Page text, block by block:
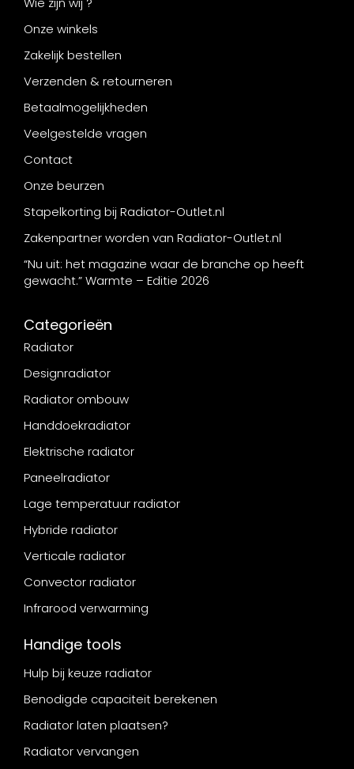
Onze winkels
Zakelijk bestellen
Verzenden & retourneren
Betaalmogelijkheden
Veelgestelde vragen
Contact
Onze beurzen
Stapelkorting bij Radiator-Outlet.nl
Zakenpartner worden van Radiator-Outlet.nl
“Nu uit: het magazine waar de branche op heeft
gewacht.” Warmte – Editie 2026
Categorieën
Radiator
Designradiator
Radiator ombouw
Handdoekradiator
Elektrische radiator
Paneelradiator
Lage temperatuur radiator
Hybride radiator
Verticale radiator
Convector radiator
Infrarood verwarming
Handige tools
Hulp bij keuze radiator
Benodigde capaciteit berekenen
Radiator laten plaatsen?
Radiator vervangen